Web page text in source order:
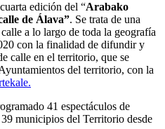
edición del “Arabako
de Álava”. Se trata de una
a lo largo de toda la geografía
con la finalidad de difundir y
calle en el territorio, que se
del territorio, con la
41 espectáculos de
municipios del Territorio desde